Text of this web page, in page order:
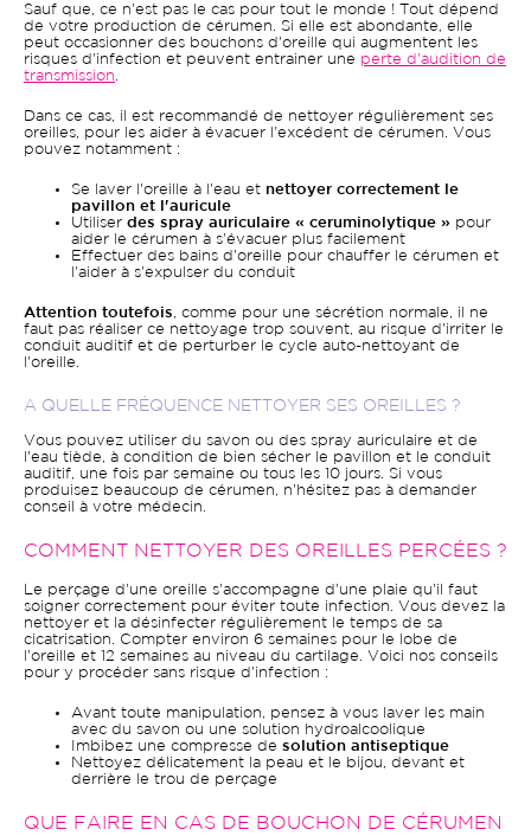
Sauf que, ce n'est pas le cas pour tout le monde ! Tout dépend
de votre production de cérumen. Si elle est abondante, elle
peut occasionner des bouchons d'oreille qui augmentent les
risques d'infection et peuvent entrainer une perte d'audition de
transmission
Dans ce cas, il est recommandé de nettoyer régulièrement ses
oreilles, pour les aider à évacuer l'excédent de cérumen. Vous
pouvez notamment :
Se laver l'oreille à l'eau et nettoyer correctement le
pavillon et l'auricule
Utiliser des spray auriculaire « ceruminolytique » pour
aider le cérumen à s'évacuer plus facilement
Effectuer des bains d'oreille pour chauffer le cérumen et
l'aider à s'expulser du conduit
Attention toutefois , comme pour une sécrétion normale, il ne
faut pas réaliser ce nettoyage trop souvent, au risque d'irriter le
conduit auditif et de perturber le cycle auto-nettoyant de
l'oreille.
A QUELLE FRÉQUENCE NETTOYER SES OREILLES ?
Vous pouvez utiliser du savon ou des spray auriculaire et de
l'eau tiède, à condition de bien sécher le pavillon et le conduit
auditif, une fois par semaine ou tous les 10 jours. Si vous
produisez beaucoup de cérumen, n'hésitez pas à demander
conseil à votre médecin.
COMMENT NETTOYER DES OREILLES PERCÉES ?
Le perçage d'une oreille s'accompagne d'une plaie qu'il faut
soigner correctement pour éviter toute infection. Vous devez la
nettoyer et la désinfecter régulièrement le temps de sa
cicatrisation. Compter environ 6 semaines pour le lobe de
l'oreille et 12 semaines au niveau du cartilage. Voici nos conseils
pour y procéder sans risque d'infection :
Avant toute manipulation, pensez à vous laver les main
avec du savon ou une solution hydroalcoolique
Imbibez une compresse de solution antiseptique
Nettoyez délicatement la peau et le bijou, devant et
derrière le trou de perçage
QUE FAIRE EN CAS DE BOUCHON DE CÉRUMEN